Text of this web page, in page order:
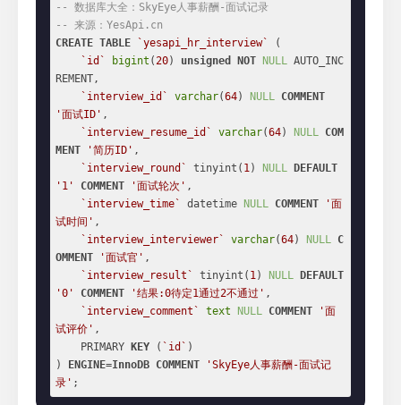
-- 数据库大全：SkyEye人事薪酬-面试记录
-- 来源：YesApi.cn
CREATE TABLE `yesapi_hr_interview`
(
`id`
bigint (20) unsigned NOT NULL AUTO_INC
REMENT,
`interview_id`
varchar(64) NULL COMMENT
'面试ID' ,
`interview_resume_id`
varchar(64) NULL COM
MENT
'简历ID' ,
`interview_round`
tinyint( 1) NULL
DEFAULT
'1'
COMMENT '面试轮次' ,
`interview_time`
datetime NULL COMMENT
'面
试时间' ,
`interview_interviewer`
varchar(64) NULL C
OMMENT
'面试官' ,
`interview_result`
tinyint( 1) NULL
DEFAULT
'0'
COMMENT '结果:0待定1通过2不通过' ,
`interview_comment`
text NULL COMMENT
'面
试评价' ,
    PRIMARY
KEY ( `id` )
)
ENGINE=InnoDB COMMENT
'SkyEye人事薪酬-面试记
录' ;